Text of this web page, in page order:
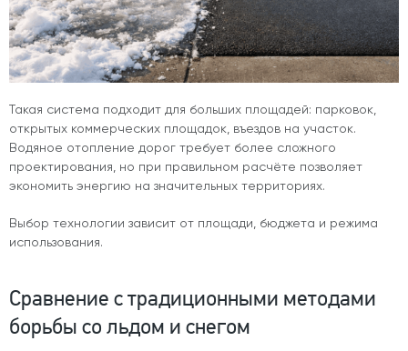
Такая система подходит для больших площадей: парковок,
открытых коммерческих площадок, въездов на участок.
Водяное отопление дорог требует более сложного
проектирования, но при правильном расчёте позволяет
экономить энергию на значительных территориях.
Выбор технологии зависит от площади, бюджета и режима
использования.
Сравнение с традиционными методами
борьбы со льдом и снегом